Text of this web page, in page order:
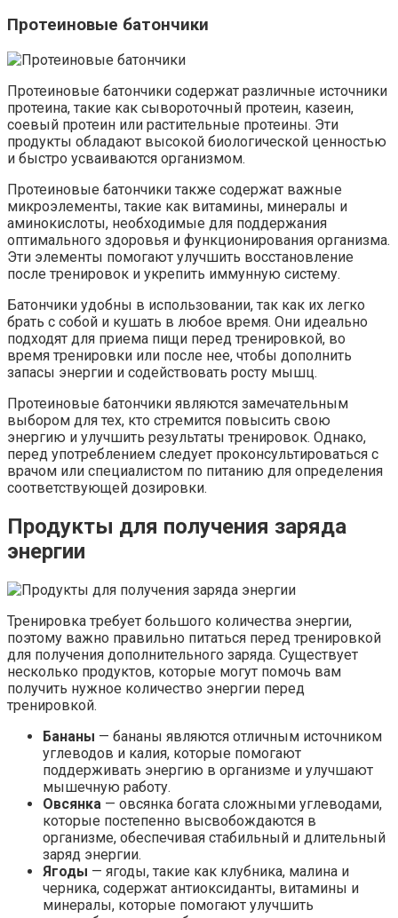
Протеиновые батончики
Протеиновые батончики содержат различные источники
протеина, такие как сывороточный протеин, казеин,
соевый протеин или растительные протеины. Эти
продукты обладают высокой биологической ценностью
и быстро усваиваются организмом.
Протеиновые батончики также содержат важные
микроэлементы, такие как витамины, минералы и
аминокислоты, необходимые для поддержания
оптимального здоровья и функционирования организма.
Эти элементы помогают улучшить восстановление
после тренировок и укрепить иммунную систему.
Батончики удобны в использовании, так как их легко
брать с собой и кушать в любое время. Они идеально
подходят для приема пищи перед тренировкой, во
время тренировки или после нее, чтобы дополнить
запасы энергии и содействовать росту мышц.
Протеиновые батончики являются замечательным
выбором для тех, кто стремится повысить свою
энергию и улучшить результаты тренировок. Однако,
перед употреблением следует проконсультироваться с
врачом или специалистом по питанию для определения
соответствующей дозировки.
Продукты для получения заряда
энергии
Тренировка требует большого количества энергии,
поэтому важно правильно питаться перед тренировкой
для получения дополнительного заряда. Существует
несколько продуктов, которые могут помочь вам
получить нужное количество энергии перед
тренировкой.
Бананы — бананы являются отличным источником
углеводов и калия, которые помогают
поддерживать энергию в организме и улучшают
мышечную работу.
Овсянка — овсянка богата сложными углеводами,
которые постепенно высвобождаются в
организме, обеспечивая стабильный и длительный
заряд энергии.
Ягоды — ягоды, такие как клубника, малина и
черника, содержат антиоксиданты, витамины и
минералы, которые помогают улучшить